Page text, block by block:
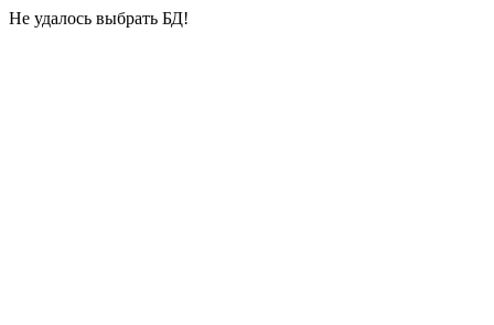
Не удалось выбрать БД!